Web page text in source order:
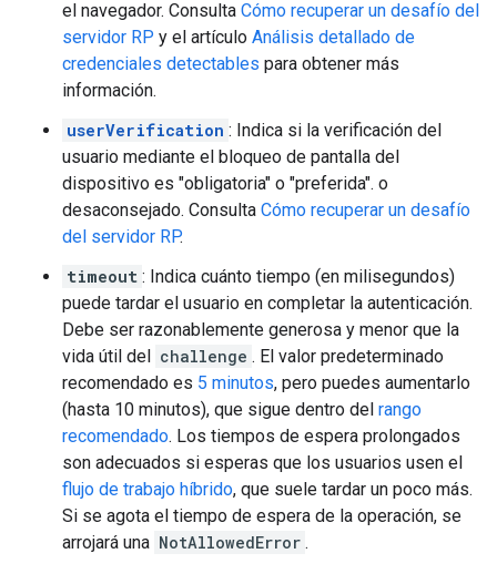
el navegador. Consulta Cómo recuperar un desafío del
servidor RP y el artículo Análisis detallado de
credenciales detectables para obtener más
información.
userVerification : Indica si la verificación del
usuario mediante el bloqueo de pantalla del
dispositivo es "obligatoria" o "preferida". o
desaconsejado. Consulta Cómo recuperar un desafío
del servidor RP.
timeout : Indica cuánto tiempo (en milisegundos)
puede tardar el usuario en completar la autenticación.
Debe ser razonablemente generosa y menor que la
vida útil del
challenge . El valor predeterminado
recomendado es 5 minutos, pero puedes aumentarlo
(hasta 10 minutos), que sigue dentro del rango
recomendado. Los tiempos de espera prolongados
son adecuados si esperas que los usuarios usen el
flujo de trabajo híbrido, que suele tardar un poco más.
Si se agota el tiempo de espera de la operación, se
arrojará una NotAllowedError .